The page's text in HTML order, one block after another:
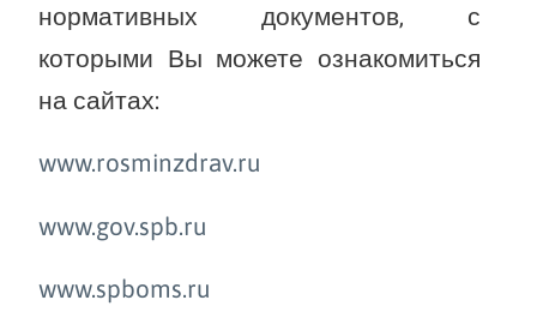
нормативных документов, с
которыми Вы можете ознакомиться
на сайтах:
www.rosminzdrav.ru
www.gov.spb.ru
www.spboms.ru